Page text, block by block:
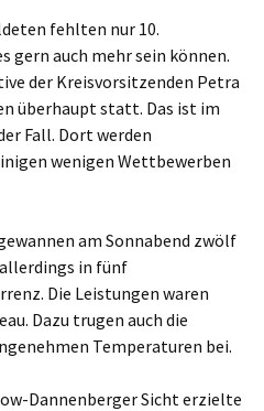
fehlten nur 10.
gern auch mehr sein können.
der Kreisvorsitzenden Petra
überhaupt statt. Das ist im
Fall. Dort werden
wenigen Wettbewerben
am Sonnabend zwölf
in fünf
Die Leistungen waren
Dazu trugen auch die
Temperaturen bei.
Dannenberger Sicht erzielte